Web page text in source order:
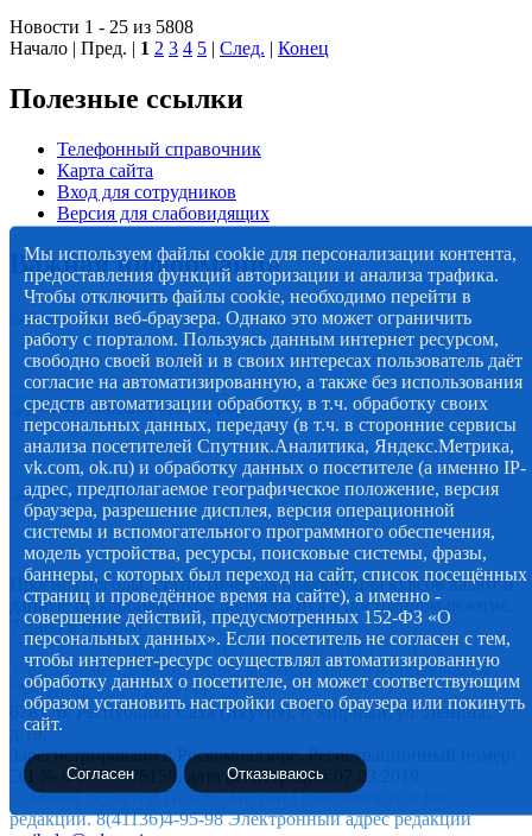
Новости 1 - 25 из 5808
Начало | Пред. | 1 2 3 4 5 | След. | Конец
Полезные ссылки
Телефонный справочник
Карта сайта
Вход для сотрудников
Версия для слабовидящих
Важная информация
Прогноз погоды, статистическая информация курсов валют и
данные по коронавирусу, обновляются в постоянном режиме,
7 дней в неделю.
© 2012-2020 Наименование СМИ: алмазный-край.рф.
Учредитель Администрация муниципального образования
"Мирнинский район" РС (Я)
678170, Республика Саха (Якутия), г. Мирный, ул. Ленина,
д.19.
Зарегистрировано в Роскомнадзоре. Регистрационный номер:
ЭЛ № ФС 77 - 75158, дата регистрации 07.03.2019.
Главный редактор Гибало Андрей Олексович телефон
редакции. 8(41136)4-95-98 Электронный адрес редакции
Мы используем файлы cookie для персонализации контента,
предоставления функций авторизации и анализа трафика.
Чтобы отключить файлы cookie, необходимо перейти в
настройки веб-браузера. Однако это может ограничить
работу с порталом. Пользуясь данным интернет ресурсом,
свободно своей волей и в своих интересах пользователь даёт
согласие на автоматизированную, а также без использования
средств автоматизации обработку, в т.ч. обработку своих
персональных данных, передачу (в т.ч. в сторонние сервисы
анализа посетителей Спутник.Аналитика, Яндекс.Метрика,
vk.com, ok.ru) и обработку данных о посетителе (а именно IP-
адрес, предполагаемое географическое положение, версия
браузера, разрешение дисплея, версия операционной
системы и вспомогательного программного обеспечения,
модель устройства, ресурсы, поисковые системы, фразы,
баннеры, с которых был переход на сайт, список посещённых
страниц и проведённое время на сайте), а именно -
совершение действий, предусмотренных 152-ФЗ «О
персональных данных». Если посетитель не согласен с тем,
чтобы интернет-ресурс осуществлял автоматизированную
обработку данных о посетителе, он может соответствующим
образом установить настройки своего браузера или покинуть
сайт.
Согласен Отказываюсь